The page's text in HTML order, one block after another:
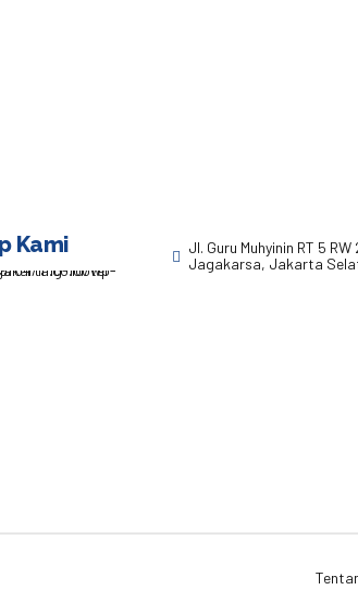
Kami
Jl. Guru Muhyinin RT 5
Jagakarsa, Jakarta